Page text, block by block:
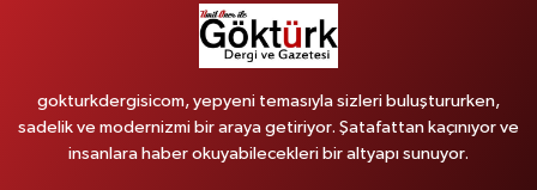
gokturkdergisicom, yepyeni temasıyla sizleri buluştururken,
sadelik ve modernizmi bir araya getiriyor. Şatafattan kaçınıyor ve
insanlara haber okuyabilecekleri bir altyapı sunuyor.